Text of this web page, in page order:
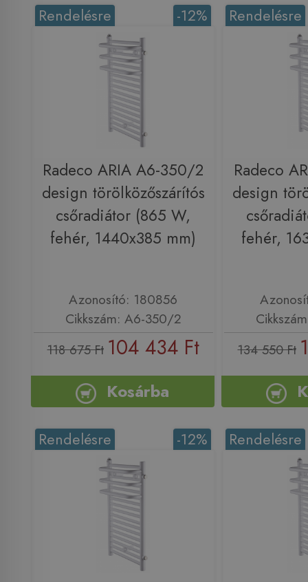
-12%
Rendelésre
Radeco ARIA A6-350/2
design törölközőszárítós
csőradiátor (865 W,
fehér, 1440x385 mm)
Azonosító: 180856
Cikkszám: A6-350/2
118 675 Ft 104 434 Ft
Kosárba
Rendelésre
Radeco
design
fehér,
134 550 Ft
-12%
Rendelésre Rendelésre